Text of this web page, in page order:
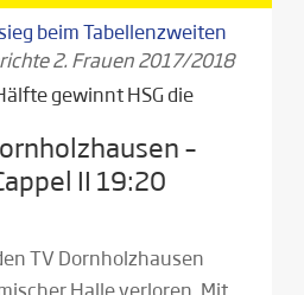
beim Tabellenzweiten
2. Frauen 2017/2018
gewinnt HSG die
–
II 19:20
TV Dornholzhausen